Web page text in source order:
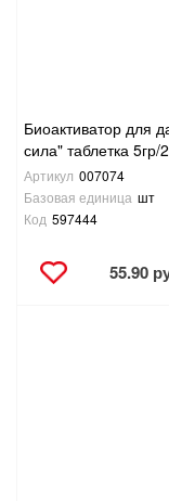
Биоактиватор для
сила" таблетка 5гр/
Артикул 007074
Базовая единица шт
Код 597444
55.90